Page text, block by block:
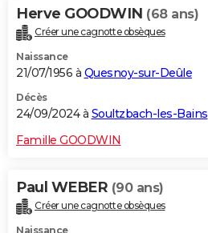
Herve GOODWIN (68 ans)
Créer une cagnotte obsèques
Naissance
21/07/1956 à Quesnoy-sur-Deûle
Décès
24/09/2024 à Soultzbach-les-Bains
Famille GOODWIN
Paul WEBER (90 ans)
Créer une cagnotte obsèques
Naissance